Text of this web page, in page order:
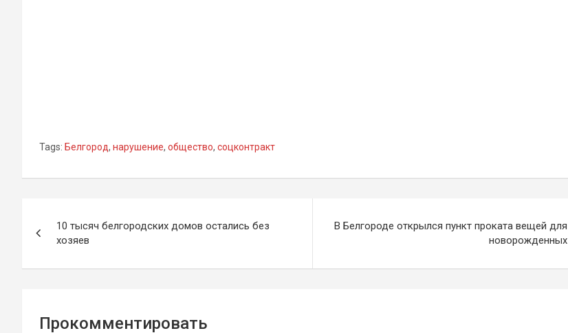
Tags: Белгород, нарушение, общество, соцконтракт
по
записям
10 тысяч белгородских домов остались без
хозяев
В Белгороде открылся пункт проката вещей для
новорожденных
Прокомментировать